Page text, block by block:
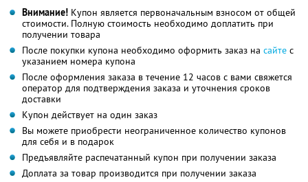
Внимание! Купон является первоначальным взносом от общей
стоимости. Полную стоимость необходимо доплатить при
получении товара
После покупки купона необходимо оформить заказ на сайте с
указанием номера купона
После оформления заказа в течение 12 часов с вами свяжется
оператор для подтверждения заказа и уточнения сроков
доставки
Купон действует на один заказ
Вы можете приобрести неограниченное количество купонов
для себя и в подарок
Предъявляйте распечатанный купон при получении заказа
Доплата за товар производится при получении заказа